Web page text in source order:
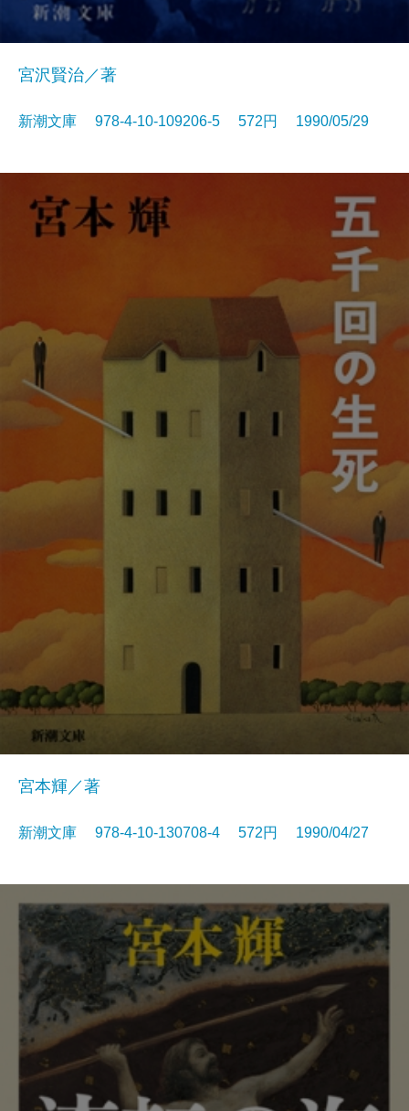
宮沢賢治／著
新潮文庫 978-4-10-109206-5 572円 1990/05/29
宮本輝／著
新潮文庫 978-4-10-130708-4 572円 1990/04/27